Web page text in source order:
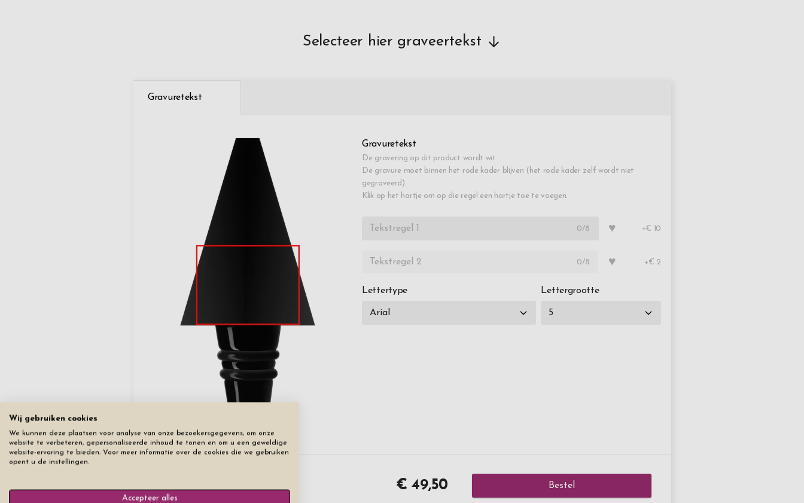
Selecteer hier graveertekst
Gravuretekst
Gravuretekst
De gravering op dit product wordt wit.
De gravure moet binnen het rode kader blijven (het rode kader zelf wordt niet
gegraveerd).
Klik op het hartje om op die regel een hartje toe te voegen.
0/8 ♥ +€ 10
0/8 ♥ +€ 2
Lettertype Lettergrootte
€ 49,50 Bestel
Wij gebruiken cookies
We kunnen deze plaatsen voor analyse van onze bezoekersgegevens, om onze
website te verbeteren, gepersonaliseerde inhoud te tonen en om u een geweldige
website-ervaring te bieden. Voor meer informatie over de cookies die we gebruiken
opent u de instellingen.
Accepteer alles